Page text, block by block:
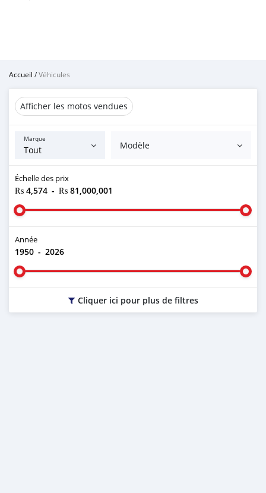
Accueil /Véhicules
Afficher les motos vendues
Marque
Modèle
Échelle des prix
₨ 4,574 - ₨ 81,000,001
Année
1950 - 2026
Cliquer ici pour plus de filtres